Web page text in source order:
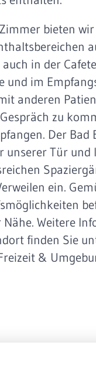
bieten
in der
und im
anderen
zu
Der Bad
unserer Tür und
ein.
Weitere
finden Sie
&